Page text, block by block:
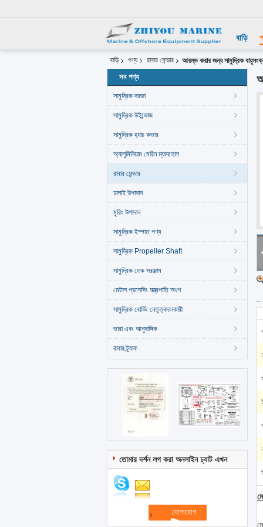
বাড়ি
বাড়ি পণ্য রাবার ফেন্ডার আরম্ভ করার জন্য সামুদ্রিক
সব পণ্য
সামুদ্রিক দরজা
সামুদ্রিক উইন্ডোজ
সামুদ্রিক হ্যাচ কভার
অ্যালুমিনিয়াম মেরিন ম্যানহোল
রাবার ফেন্ডার
ঢালাই উপাদান
মুরিং উপাদান
সামুদ্রিক ইস্পাত পণ্য
সামুদ্রিক Propeller Shaft
সামুদ্রিক ডেক সরঞ্জাম
মেটাল প্রসেসিং যন্ত্রপাতি অংশ
সামুদ্রিক বোর্ডিং নেতৃত্বদানকারী
ভারা এবং আনুষাঙ্গিক
রাবার ট্র্যাক
তোমার দর্শন লগ করা অনলাইন চ্যাট এখন